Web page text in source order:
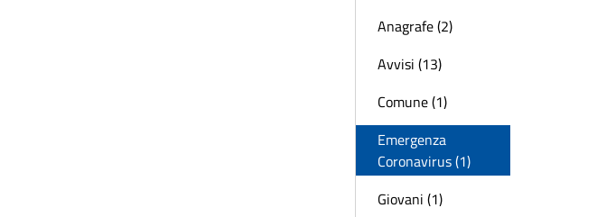
Anagrafe (2)
Avvisi (13)
Comune (1)
Emergenza
Coronavirus (1)
Giovani (1)